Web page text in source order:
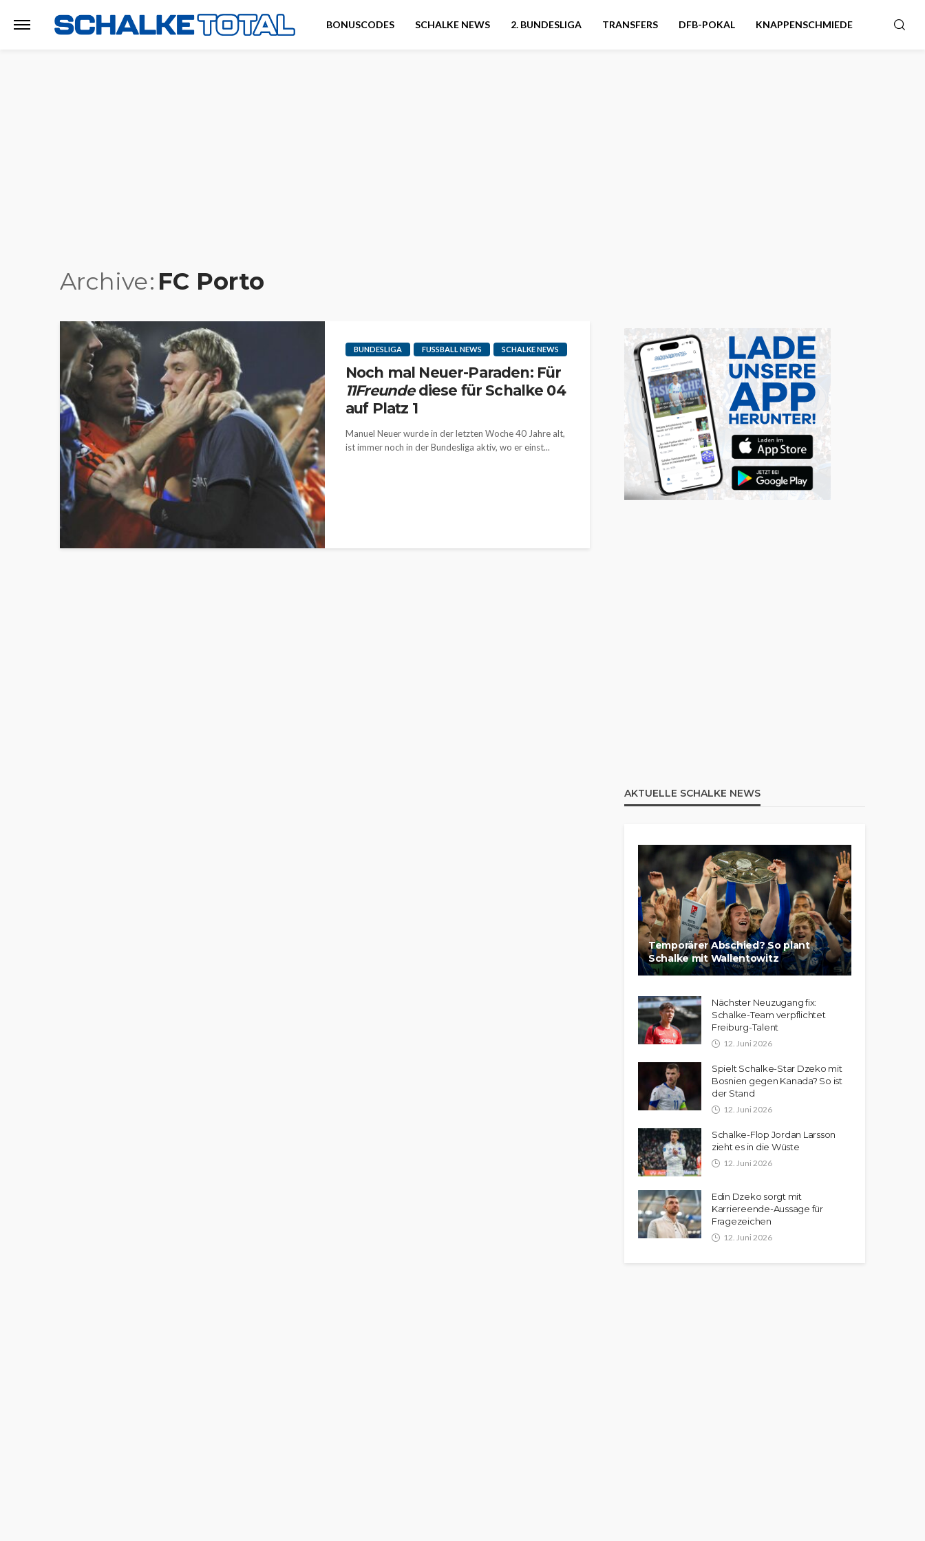
BONUSCODES SCHALKE NEWS 2. BUNDESLIGA TRANSFERS DFB-POKAL KNAPPENSCHMIEDE
Archive FC Porto
BUNDESLIGA FUSSBALL NEWS SCHALKE NEWS
Noch mal Neuer-Paraden: Für
11Freundediese für Schalke 04
auf Platz 1
Manuel Neuer wurde in der letzten Woche 40 Jahre alt,
ist immer noch in der Bundesliga aktiv, wo er einst...
AKTUELLE SCHALKE NEWS
Temporärer Abschied? So plant
Schalke mit Wallentowitz
Nächster Neuzugang fix:
Schalke-Team verpflichtet
Freiburg-Talent
12. Juni 2026
Spielt Schalke-Star Dzeko mit
Bosnien gegen Kanada? So ist
der Stand
12. Juni 2026
Schalke-Flop Jordan Larsson
zieht es in die Wüste
12. Juni 2026
Edin Dzeko sorgt mit
Karriereende-Aussage für
Fragezeichen
12. Juni 2026